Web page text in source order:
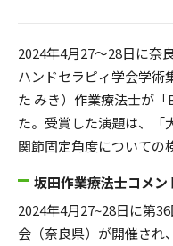
2024年4月27～28日に奈
ハンドセラピィ学会学術
た みき）作業療法士が
た。受賞した演題は、「
関節固定角度についての
坂田作業療法士コメン
2024年4月27~28日に第
会（奈良県）が開催さ